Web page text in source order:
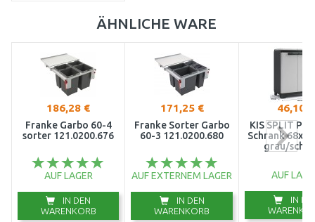
ÄHNLICHE WARE
186,28 €
Franke Garbo 60-4
sorter 121.0200.676
AUF LAGER
IN DEN
WARENKORB
171,25 €
Franke Sorter Garbo
60-3 121.0200.680
AUF EXTERNEM LAGER
IN DEN
WARENKORB
46,10 €
KIS SPLIT
Schrank
grau/
AUF
IN